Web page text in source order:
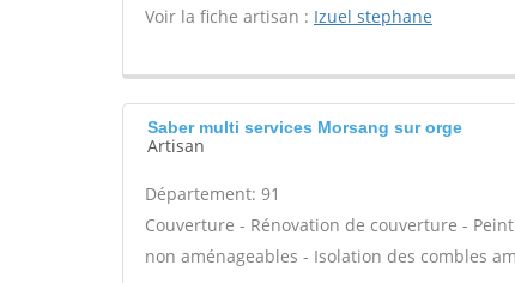
Voir la fiche artisan : Izuel stephane
Saber multi services Morsang sur orge
Artisan
Département: 91
Couverture - Rénovation de couverture -
non aménageables - Isolation des combles